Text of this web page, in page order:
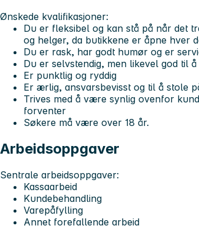
Ønskede kvalifikasjoner:
Du er fleksibel og kan stå på når det
og helger, da butikkene er åpne hver
Du er rask, har godt humør og er
Du er selvstendig, men likevel god til å
Er punktlig og ryddig
Er ærlig, ansvarsbevisst og til å stole
Trives med å være synlig ovenfor
forventer
Søkere må være over 18 år.
Arbeidsoppgaver
Sentrale arbeidsoppgaver:
Kassaarbeid
Kundebehandling
Varepåfylling
Annet forefallende arbeid